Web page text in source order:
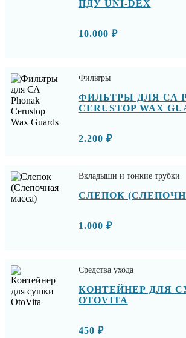
ПДУ UNI-DEX
10.000 ₽
Фильтры
ФИЛЬТРЫ ДЛЯ СА
CERUSTOP WAX
2.200 ₽
Вкладыши и тонкие трубки
СЛЕПОК
1.000 ₽
Средства ухода
КОНТЕЙНЕР ДЛЯ
OTOVITA
450 ₽